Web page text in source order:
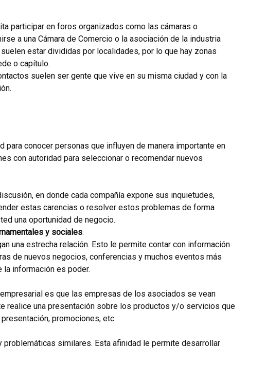
participar en foros organizados como las cámaras o
a una Cámara de Comercio o la asociación de la industria
estar divididas por localidades, por lo que hay zonas
o capítulo.
suelen ser gente que vive en su misma ciudad y con la
para conocer personas que influyen de manera importante en
con autoridad para seleccionar o recomendar nuevos
en donde cada compañía expone sus inquietudes,
estas carencias o resolver estos problemas de forma
una oportunidad de negocio.
y sociales.
una estrecha relación. Esto le permite contar con información
de nuevos negocios, conferencias y muchos eventos más
la información es poder.
es que las empresas de los asociados se vean
realice una presentación sobre los productos y/o servicios que
promociones, etc.
similares. Esta afinidad le permite desarrollar